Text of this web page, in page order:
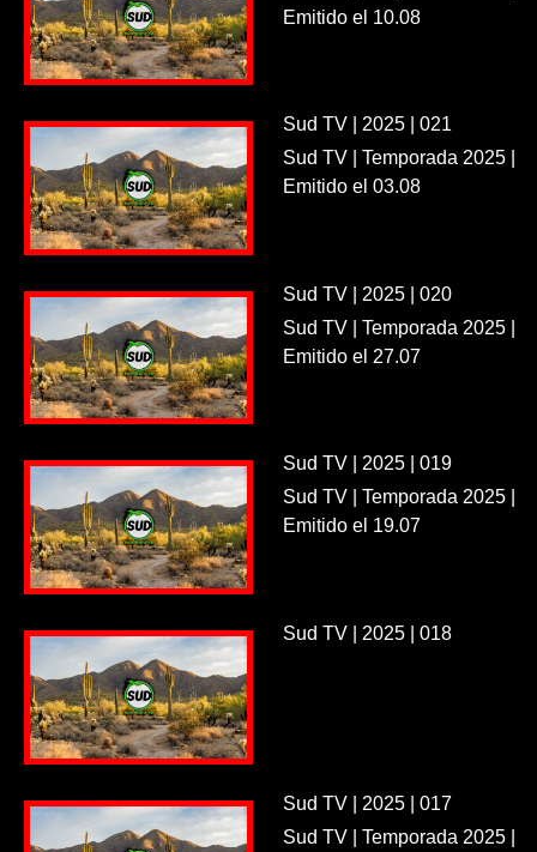
Emitido el 10.08
Sud TV | 2025 | 021
Sud TV | Temporada 2025 |
Emitido el 03.08
Sud TV | 2025 | 020
Sud TV | Temporada 2025 |
Emitido el 27.07
Sud TV | 2025 | 019
Sud TV | Temporada 2025 |
Emitido el 19.07
Sud TV | 2025 | 018
Sud TV | 2025 | 017
Sud TV | Temporada 2025 |